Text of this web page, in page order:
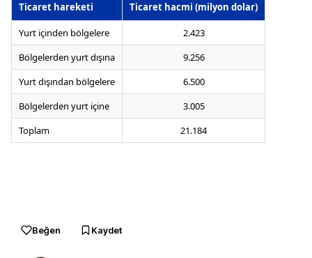
Ticaret hareketi Ticaret hacmi (milyon dolar)
Yurt içinden bölgelere
2.423
Bölgelerden yurt dışına
9.256
Yurt dışından bölgelere
6.500
Bölgelerden yurt içine
3.005
Toplam
21.184
Beğen Kaydet